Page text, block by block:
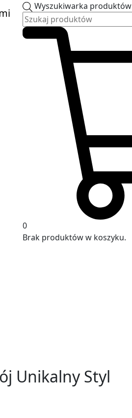
Wyszukiwarka produktów
0
Brak produktów w koszyku.
Unikalny Styl